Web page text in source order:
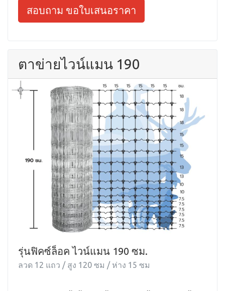
สอบถาม ขอใบเสนอราคา
ตาข่ายไวน์แมน 190
รุ่นฟิคซ์ล็อค ไวน์แมน 190 ซม.
ลวด 12 แถว / สูง 120 ซม / ห่าง 15 ซม